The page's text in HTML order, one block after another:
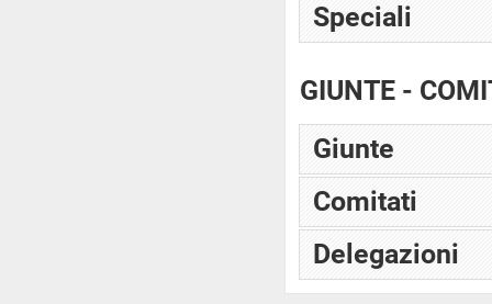
Speciali
GIUNTE -
Giunte
Comitati
Delegazioni